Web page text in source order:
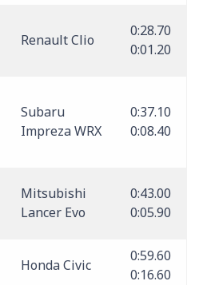
Renault Clio
0:28.70
0:01.20
Subaru
Impreza WRX
0:37.10
0:08.40
Mitsubishi
Lancer Evo
0:43.00
0:05.90
Honda Civic
0:59.60
0:16.60